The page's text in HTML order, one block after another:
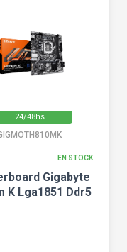
24/48hs
EN STOCK
Gigabyte
K Lga1851 Ddr5